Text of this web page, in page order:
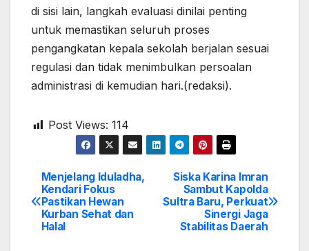
di sisi lain, langkah evaluasi dinilai penting
untuk memastikan seluruh proses
pengangkatan kepala sekolah berjalan sesuai
regulasi dan tidak menimbulkan persoalan
administrasi di kemudian hari.(redaksi).
Post Views: 114
Post
navigation
Siska Karina Imran
Sambut Kapolda
Sultra Baru, Perkuat
Sinergi Jaga
Stabilitas Daerah
Menjelang Iduladha,
Kendari Fokus
Pastikan Hewan
Kurban Sehat dan
Halal